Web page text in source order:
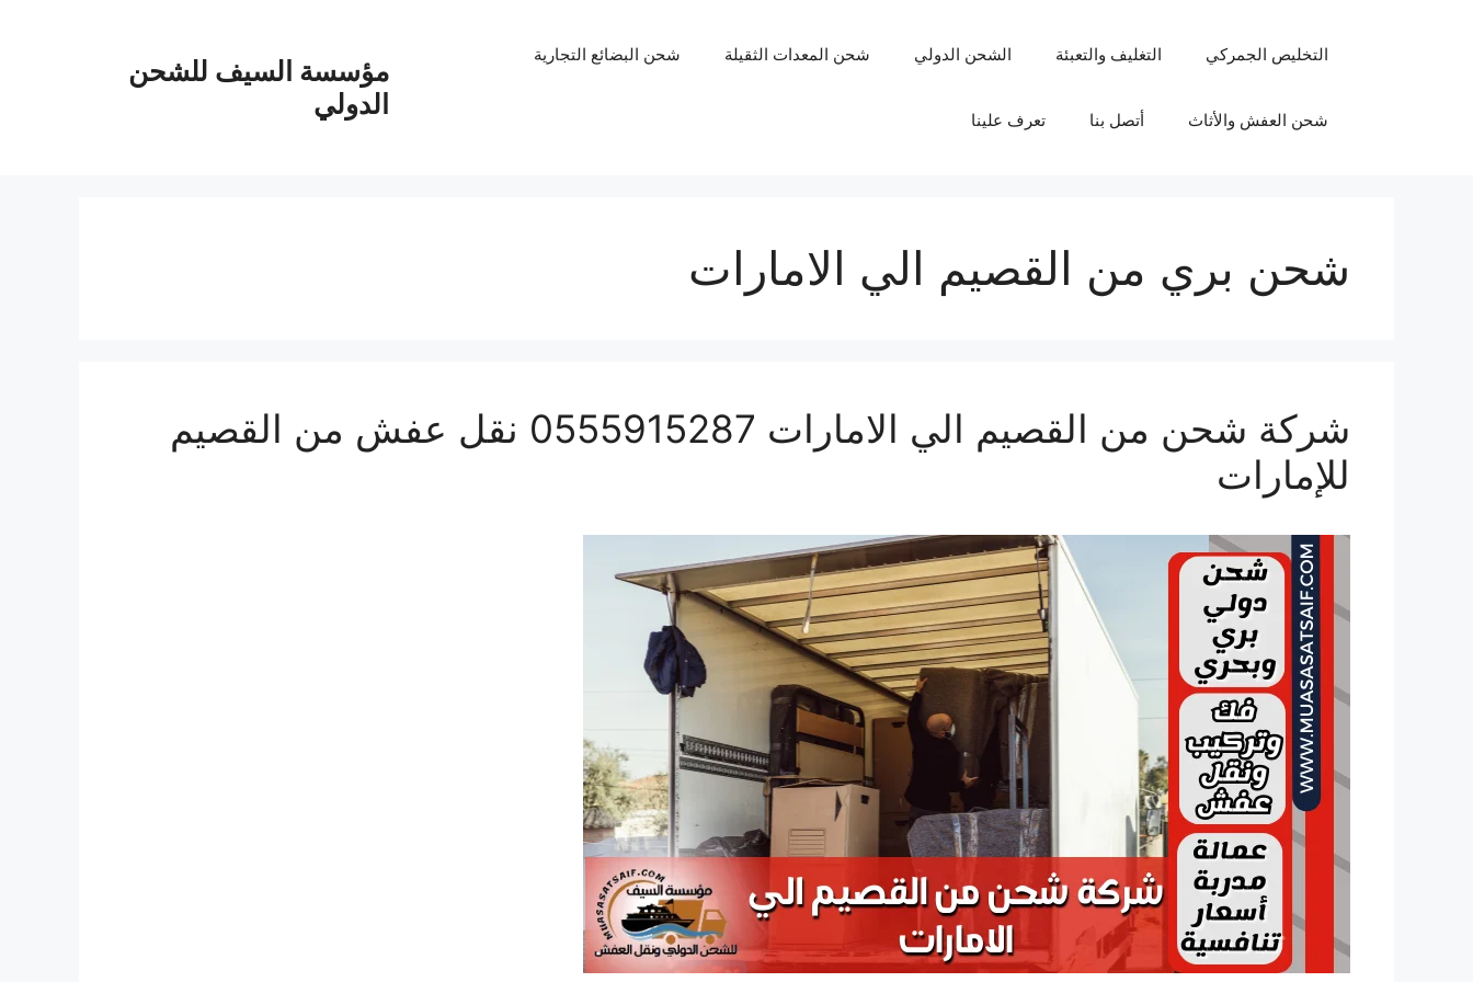
مؤسسة السيف للشحن
الدولي
التخليص الجمركي التغليف والتعبئة الشحن الدولي شحن المعدات الثقيلة شحن البضائع التجارية
شحن العفش والأثاث أتصل بنا تعرف علينا
شحن بري من القصيم الي الامارات
شركة شحن من القصيم الي الامارات 0555915287 نقل عفش من القصيم
للإمارات